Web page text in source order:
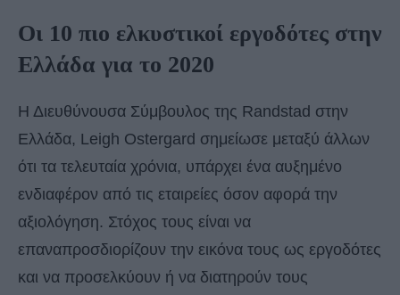
Οι 10 πιο ελκυστικοί εργοδότες στην
Ελλάδα για το 2020
Η Διευθύνουσα Σύμβουλος της Randstad στην
Ελλάδα, Leigh Ostergard σημείωσε μεταξύ άλλων
ότι τα τελευταία χρόνια, υπάρχει ένα αυξημένο
ενδιαφέρον από τις εταιρείες όσον αφορά την
αξιολόγηση. Στόχος τους είναι να
επαναπροσδιορίζουν την εικόνα τους ως εργοδότες
και να προσελκύουν ή να διατηρούν τους